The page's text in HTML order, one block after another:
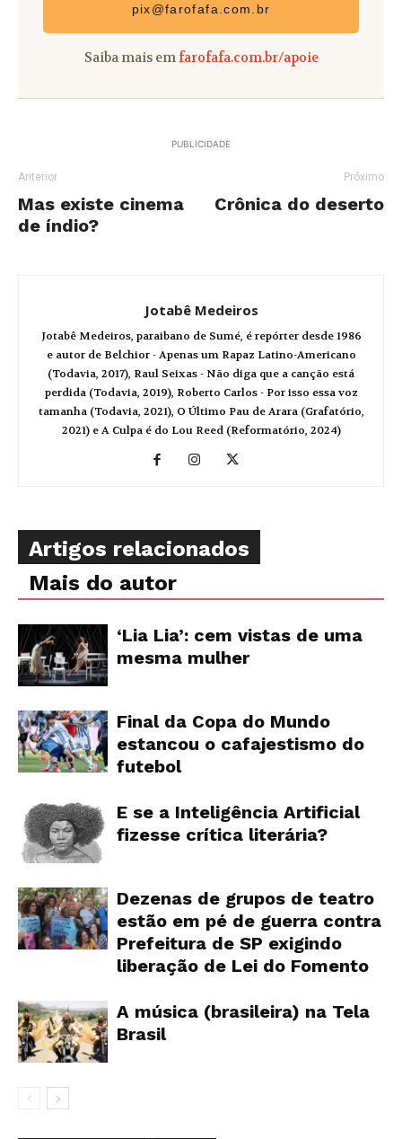
pix@farofafa.com.br
Saiba mais emfarofafa.com.br/apoie
PUBLICIDADE
Anterior
Mas existe cinema
de índio?
Próximo
Crônica do deserto
Jotabê Medeiros
Jotabê Medeiros, paraibano de Sumé, é repórter desde 1986
e autor de Belchior - Apenas um Rapaz Latino-Americano
(Todavia, 2017), Raul Seixas - Não diga que a canção está
perdida (Todavia, 2019), Roberto Carlos - Por isso essa voz
tamanha (Todavia, 2021), O Último Pau de Arara (Grafatório,
2021) e A Culpa é do Lou Reed (Reformatório, 2024)
Artigos relacionados
Mais do autor
‘Lia Lia’: cem vistas de uma
mesma mulher
Final da Copa do Mundo
estancou o cafajestismo do
futebol
E se a Inteligência Artificial
fizesse crítica literária?
Dezenas de grupos de teatro
estão em pé de guerra contra
Prefeitura de SP exigindo
liberação de Lei do Fomento
A música (brasileira) na Tela
Brasil